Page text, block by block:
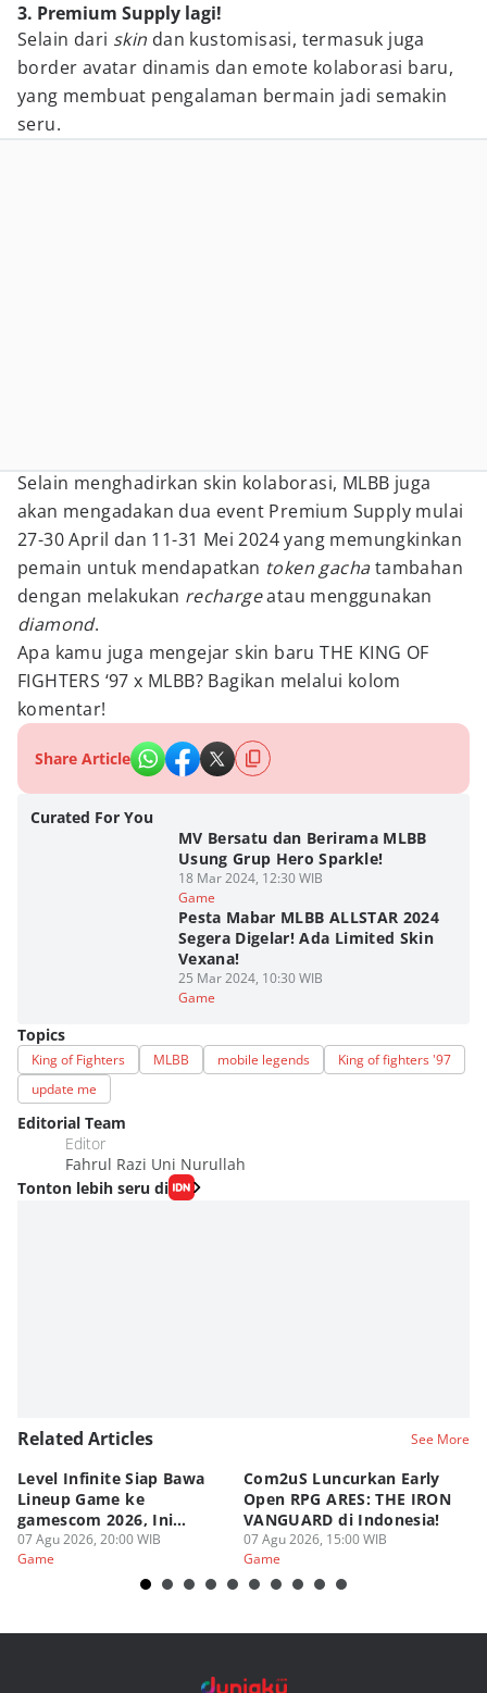
3. Premium Supply lagi!
Selain dari skin dan kustomisasi, termasuk juga
border avatar dinamis dan emote kolaborasi baru,
yang membuat pengalaman bermain jadi semakin
seru.
Selain menghadirkan skin kolaborasi, MLBB juga
akan mengadakan dua event Premium Supply mulai
27-30 April dan 11-31 Mei 2024 yang memungkinkan
pemain untuk mendapatkan token gachatambahan
dengan melakukan rechargeatau menggunakan
diamond.
Apa kamu juga mengejar skin baru THE KING OF
FIGHTERS ‘97 x MLBB? Bagikan melalui kolom
komentar!
Share Article
Curated For You
MV Bersatu dan Berirama MLBB
Usung Grup Hero Sparkle!
18 Mar 2024, 12:30 WIB
Game
Pesta Mabar MLBB ALLSTAR 2024
Segera Digelar! Ada Limited Skin
Vexana!
25 Mar 2024, 10:30 WIB
Game
Topics
King of Fighters MLBB mobile legends
King of fighters '97
update me
Editorial Team
Editor
Fahrul Razi Uni Nurullah
Tonton lebih seru di
Related Articles See More
Level Infinite Siap Bawa
Lineup Game ke
gamescom 2026, Ini
Judulnya!
07 Agu 2026, 20:00 WIB
Game
Com2uS Luncurkan Early
Open RPG ARES: THE IRON
VANGUARD di Indonesia!
07 Agu 2026, 15:00 WIB
Game